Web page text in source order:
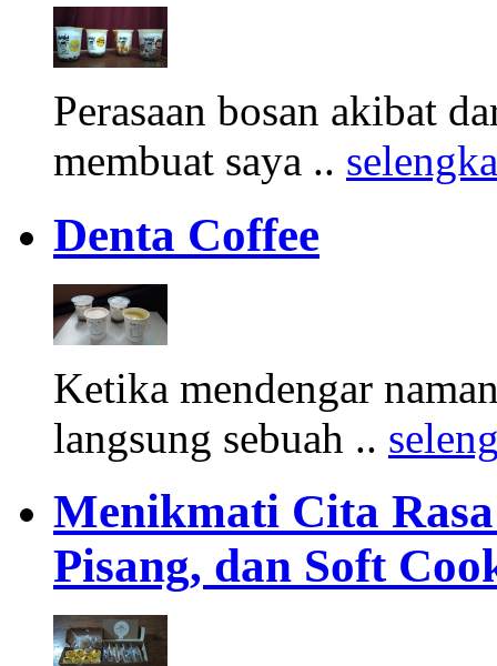
Perasaan bosan akibat
membuat saya ..
Denta Coffee
Ketika mendengar
langsung sebuah ..
Menikmati Cita
Pisang, dan Soft